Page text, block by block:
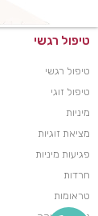
טיפול רגשי
טיפול רגשי
טיפול זוגי
מיניות
מציאת זוגיות
פגיעות מיניות
חרדות
טראומות